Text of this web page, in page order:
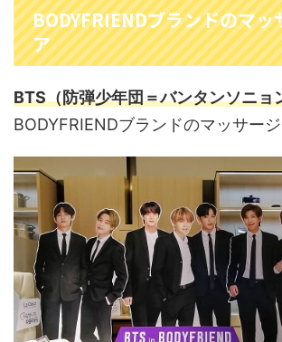
BODYFRIENDブランドのマッ
ア
BTS（防弾少年団＝バンタンソニョ
BODYFRIENDブランドのマッサージ